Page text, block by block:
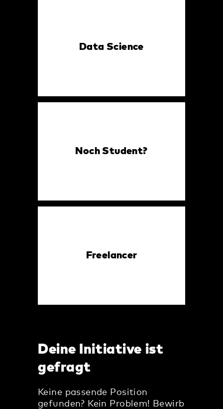
Data Science
Noch Student?
Freelancer
Deine Initiative ist
gefragt
Keine passende Position
gefunden? Kein Problem! Bewirb